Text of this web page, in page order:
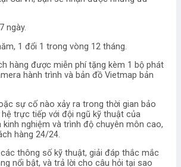
ngày.
1 đổi 1 trong vòng 12 tháng.
hàng được miễn phí tặng kèm 1 bộ phát
hành trình và bản đồ Vietmap bản
sự cố nào xảy ra trong thời gian bảo
trực tiếp với đội ngũ kỹ thuật của
kinh nghiệm và trình độ chuyên môn cao,
hàng 24/24.
thông số kỹ thuật, giải đáp thắc mắc
nổi bật, và trả lời cho câu hỏi tại sao